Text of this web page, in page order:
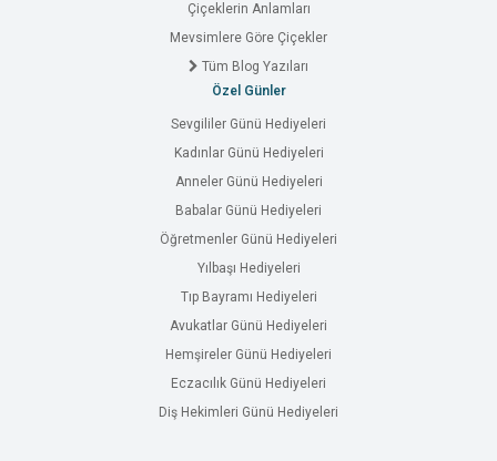
Çiçeklerin Anlamları
Mevsimlere Göre Çiçekler
Tüm Blog Yazıları
Özel Günler
Sevgililer Günü Hediyeleri
Kadınlar Günü Hediyeleri
Anneler Günü Hediyeleri
Babalar Günü Hediyeleri
Öğretmenler Günü Hediyeleri
Yılbaşı Hediyeleri
Tıp Bayramı Hediyeleri
Avukatlar Günü Hediyeleri
Hemşireler Günü Hediyeleri
Eczacılık Günü Hediyeleri
Diş Hekimleri Günü Hediyeleri